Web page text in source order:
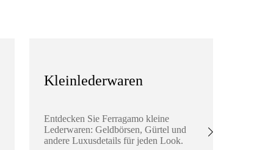
Kleinlederwaren
Entdecken Sie Ferragamo kleine
Lederwaren: Geldbörsen, Gürtel und
andere Luxusdetails für jeden Look.